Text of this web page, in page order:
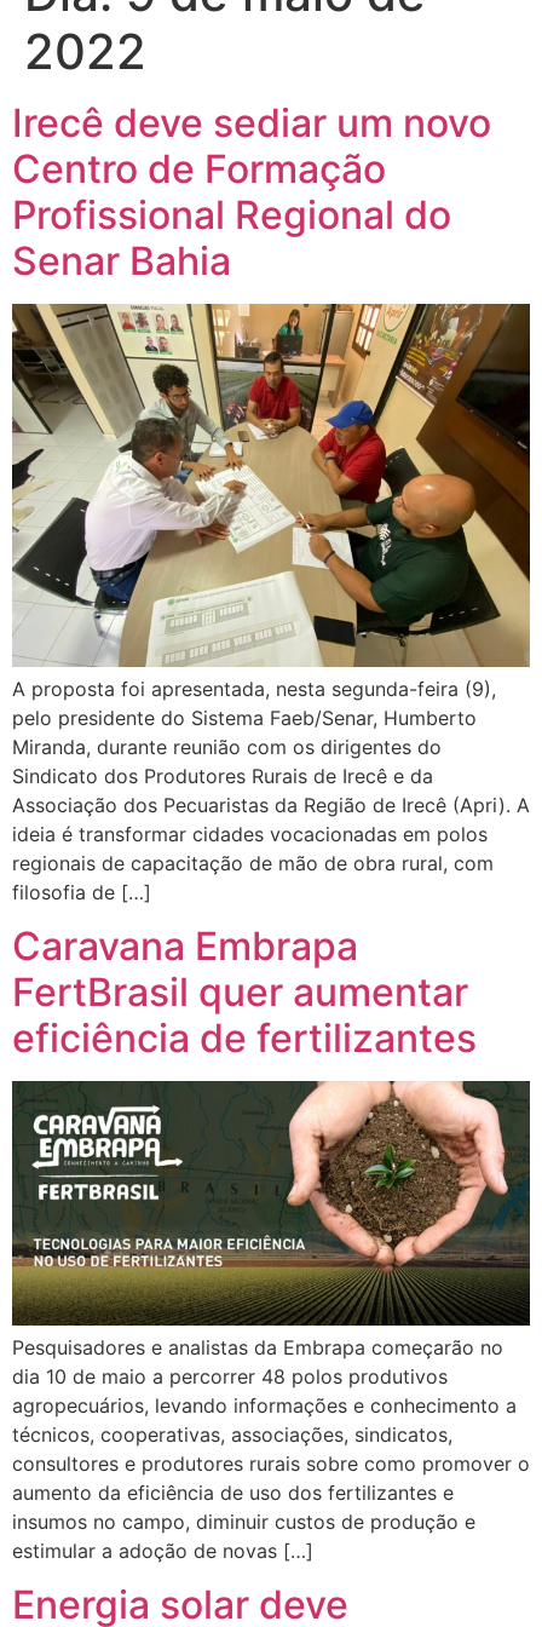
2022
Irecê deve sediar um novo
Centro de Formação
Profissional Regional do
Senar Bahia
A proposta foi apresentada, nesta segunda-feira (9),
pelo presidente do Sistema Faeb/Senar, Humberto
Miranda, durante reunião com os dirigentes do
Sindicato dos Produtores Rurais de Irecê e da
Associação dos Pecuaristas da Região de Irecê (Apri). A
ideia é transformar cidades vocacionadas em polos
regionais de capacitação de mão de obra rural, com
filosofia de […]
Caravana Embrapa
FertBrasil quer aumentar
eficiência de fertilizantes
Pesquisadores e analistas da Embrapa começarão no
dia 10 de maio a percorrer 48 polos produtivos
agropecuários, levando informações e conhecimento a
técnicos, cooperativas, associações, sindicatos,
consultores e produtores rurais sobre como promover o
aumento da eficiência de uso dos fertilizantes e
insumos no campo, diminuir custos de produção e
estimular a adoção de novas […]
Energia solar deve